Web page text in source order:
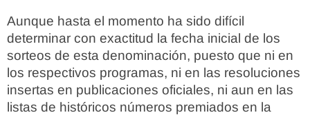
Aunque hasta el momento ha sido difícil
determinar con exactitud la fecha inicial de los
sorteos de esta denominación, puesto que ni en
los respectivos programas, ni en las resoluciones
insertas en publicaciones oficiales, ni aun en las
listas de históricos números premiados en la